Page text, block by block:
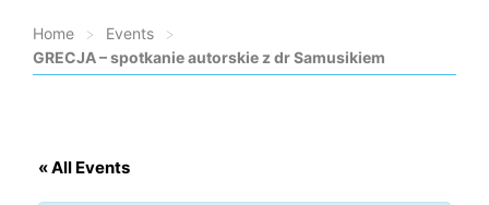
Home > Events
>
GRECJA – spotkanie autorskie z dr Samusikiem
« All Events